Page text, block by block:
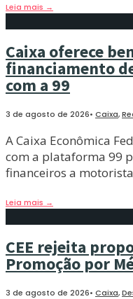
Leia mais →
Caixa oferece
financiamento
com a 99
3 de agosto de 2026• Caixa,
A Caixa Econômica
com a plataforma 99
financeiros a
Leia mais →
CEE rejeita
Promoção por
3 de agosto de 2026• Caixa,